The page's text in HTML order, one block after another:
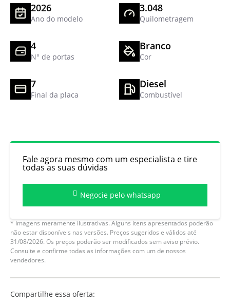
4
N° de portas
Branco
Cor
2026
Ano do modelo
3.048
Quilometragem
7
Final da placa
Diesel
Combustível
Fale agora mesmo com um especialista e tire
todas as suas dúvidas
Negocie pelo whatsapp
* Imagens meramente ilustrativas. Alguns itens apresentados poderão
não estar disponíveis nas versões. Preços sugeridos e válidos até
31/08/2026. Os preços poderão ser modificados sem aviso prévio.
Consulte e confirme todas as informações com um de nossos
vendedores.
Compartilhe essa oferta: